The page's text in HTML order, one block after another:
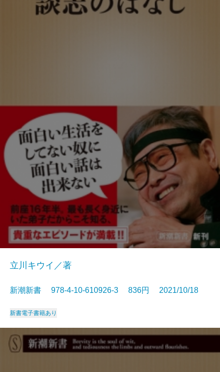
立川キウイ／著
新潮新書 978-4-10-610926-3 836円 2021/10/18
新書電子書籍あり